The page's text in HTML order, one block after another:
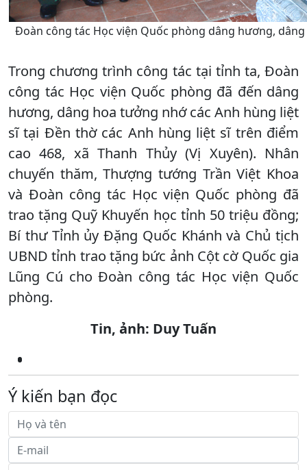
Đoàn công tác Học viện Quốc phòng dâng hương,
Trong chương trình công tác tại tỉnh ta, Đoàn
công tác Học viện Quốc phòng đã đến dâng
hương, dâng hoa tưởng nhớ các Anh hùng liệt
sĩ tại Đền thờ các Anh hùng liệt sĩ trên điểm
cao 468, xã Thanh Thủy (Vị Xuyên). Nhân
chuyến thăm, Thượng tướng Trần Việt Khoa
và Đoàn công tác Học viện Quốc phòng đã
trao tặng Quỹ Khuyến học tỉnh 50 triệu đồng;
Bí thư Tỉnh ủy Đặng Quốc Khánh và Chủ tịch
UBND tỉnh trao tặng bức ảnh Cột cờ Quốc gia
Lũng Cú cho Đoàn công tác Học viện Quốc
phòng.
Tin, ảnh: Duy Tuấn
Ý kiến bạn đọc